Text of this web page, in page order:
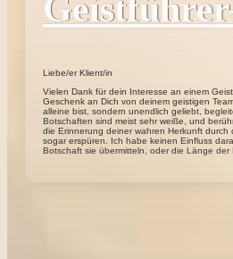
Liebe/er Klient/in
Vielen Dank für dein Interesse an einem
Geschenk an Dich von deinem geistigen
alleine bist, sondern unendlich geliebt,
Botschaften sind meist sehr weiße, und
die Erinnerung deiner wahren Herkunft
sogar erspüren. Ich habe keinen Einfluss
Botschaft sie übermitteln, oder die Länge der